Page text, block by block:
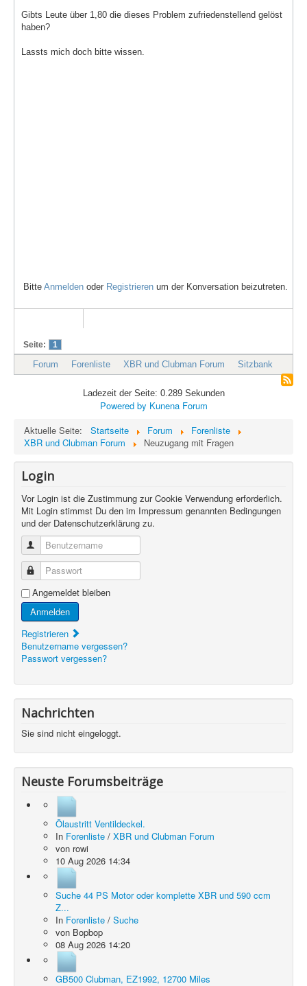
Gibts Leute über 1,80 die dieses Problem zufriedenstellend gelöst
haben?
Lassts mich doch bitte wissen.
Bitte Anmelden oder Registrieren um der Konversation beizutreten.
Seite: 1
Forum Forenliste XBR und Clubman Forum Sitzbank
Ladezeit der Seite: 0.289 Sekunden
Powered by Kunena Forum
Aktuelle Seite:
Startseite Forum
Forenliste
XBR und Clubman Forum
Neuzugang mit Fragen
Login
Vor Login ist die Zustimmung zur Cookie Verwendung erforderlich.
Mit Login stimmst Du den im Impressum genannten Bedingungen
und der Datenschutzerklärung zu.
Benutzername
Passwort
Angemeldet bleiben
Anmelden
Registrieren
Benutzername vergessen?
Passwort vergessen?
Nachrichten
Sie sind nicht eingeloggt.
Neuste Forumsbeiträge
Ölaustritt Ventildeckel.
In Forenliste / XBR und Clubman Forum
von rowi
10 Aug 2026 14:34
Suche 44 PS Motor oder komplette XBR und 590 ccm
Z...
In Forenliste / Suche
von Bopbop
08 Aug 2026 14:20
GB500 Clubman, EZ1992, 12700 Miles